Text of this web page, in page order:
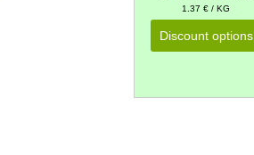
1.37 € / KG
Discount options